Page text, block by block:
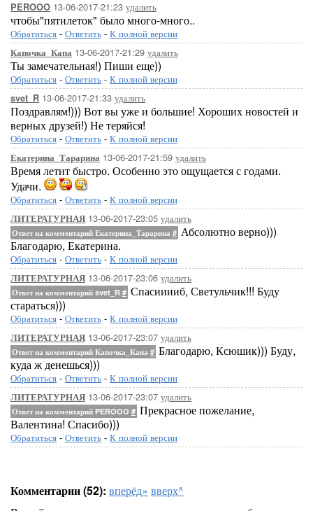
PEROOO 13-06-2017-21:23 удалить
чтобы"пятилеток" было много-много..
Обратиться - Ответить - К полной версии
Капочка_Капа 13-06-2017-21:29 удалить
Ты замечательная!) Пиши еще))
Обратиться - Ответить - К полной версии
svet_R 13-06-2017-21:33 удалить
Поздравлям!))) Вот вы уже и большие! Хороших новостей и
верных друзей!) Не теряйся!
Обратиться - Ответить - К полной версии
Екатерина_Тарарина 13-06-2017-21:59 удалить
Время летит быстро. Особенно это ощущается с годами.
Удачи.
Обратиться - Ответить - К полной версии
ЛИТЕРАТУРНАЯ 13-06-2017-23:05 удалить
Ответ на комментарий Екатерина_Тарарина # Абсолютно верно)))
Благодарю, Екатерина.
Обратиться - Ответить - К полной версии
ЛИТЕРАТУРНАЯ 13-06-2017-23:06 удалить
Ответ на комментарий svet_R # Спасииииб, Светульчик!!! Буду
стараться)))
Обратиться - Ответить - К полной версии
ЛИТЕРАТУРНАЯ 13-06-2017-23:07 удалить
Ответ на комментарий Капочка_Капа # Благодарю, Ксюшик))) Буду,
куда ж денешься)))
Обратиться - Ответить - К полной версии
ЛИТЕРАТУРНАЯ 13-06-2017-23:07 удалить
Ответ на комментарий PEROOO # Прекрасное пожелание,
Валентина! Спасибо)))
Обратиться - Ответить - К полной версии
Комментарии (52): вперёд» вверх^